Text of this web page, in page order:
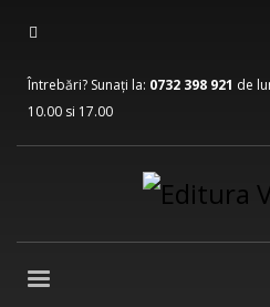
Întrebări? Sunați la: 0732 398 921 de
10.00 si 17.00